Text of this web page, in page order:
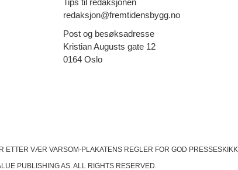
redaksjon@fremtidensbygg.no
Post og besøksadresse
Kristian Augusts gate 12
0164 Oslo
ETTER VÆR VARSOM-PLAKATENS REGLER FOR GOD PRESSESKIKK
PUBLISHING AS. ALL RIGHTS RESERVED.